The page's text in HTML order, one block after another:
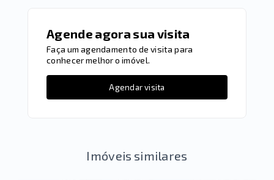
Agende agora sua visita
Faça um agendamento de visita para
conhecer melhor o imóvel.
Agendar visita
Imóveis similares